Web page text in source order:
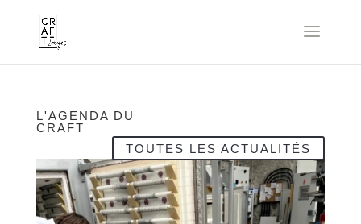
L'AGENDA DU
CRAFT
TOUTES LES ACTUALITÉS